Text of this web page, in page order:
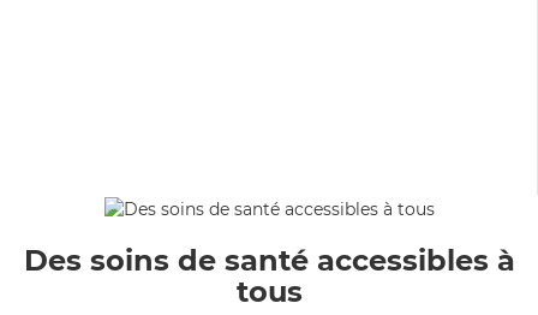
Des soins de santé accessibles à
tous